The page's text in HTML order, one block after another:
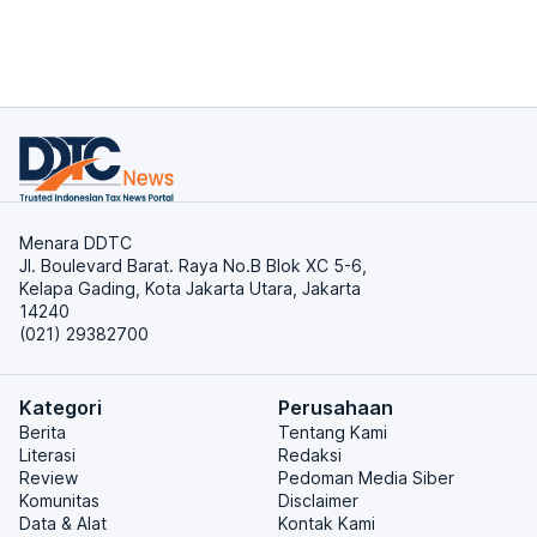
Menara DDTC
Jl. Boulevard Barat. Raya No.B Blok XC 5-6,
Kelapa Gading, Kota Jakarta Utara, Jakarta
14240
(021) 29382700
Kategori
Berita
Literasi
Review
Komunitas
Data & Alat
Perusahaan
Tentang Kami
Redaksi
Pedoman Media Siber
Disclaimer
Kontak Kami